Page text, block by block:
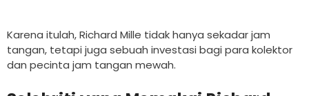
Karena itulah, Richard Mille tidak hanya sekadar jam
tangan, tetapi juga sebuah investasi bagi para kolektor
dan pecinta jam tangan mewah.